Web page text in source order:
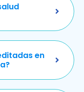
en